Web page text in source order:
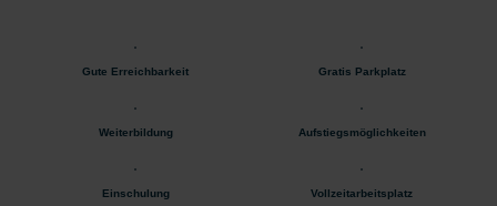
Gute Erreichbarkeit Gratis Parkplatz
Weiterbildung Aufstiegsmöglichkeiten
Einschulung Vollzeitarbeitsplatz